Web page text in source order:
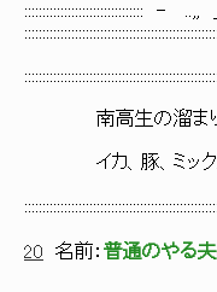
::::::::::::::::::::::::::::::::: - ..,,
南高生の溜まり場
イカ、豚、ミックス
20 名前： 普通のやる夫